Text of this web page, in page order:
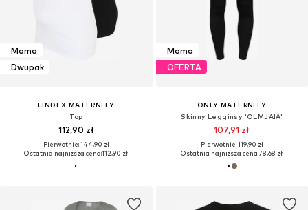
Mama
Dwupak
LINDEX MATERNITY
Top
112,90 zł
Pierwotnie: 144,90 zł
Ostatnia najniższa cena:112,90 zł
Mama
OFERTA
ONLY MATERNITY
Skinny Legginsy 'OLMJAIA'
107,91 zł
Pierwotnie: 119,90 zł
Ostatnia najniższa cena:78,68 zł